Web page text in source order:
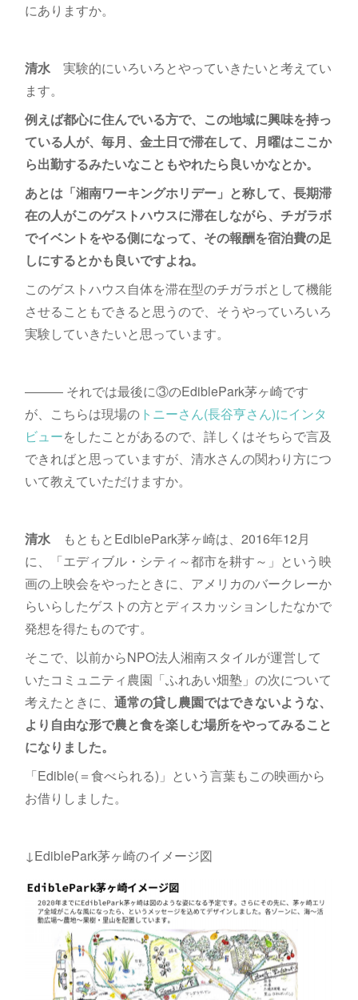
にありますか。
清水実験的にいろいろとやっていきたいと考えてい
ます。
例えば都心に住んでいる方で、この地域に興味を持っ
ている人が、毎月、金土日で滞在して、月曜はここか
ら出勤するみたいなこともやれたら良いかなとか。
あとは「湘南ワーキングホリデー」と称して、長期滞
在の人がこのゲストハウスに滞在しながら、チガラボ
でイベントをやる側になって、その報酬を宿泊費の足
しにするとかも良いですよね。
このゲストハウス自体を滞在型のチガラボとして機能
させることもできると思うので、そうやっていろいろ
実験していきたいと思っています。
――― それでは最後に③のEdiblePark茅ヶ崎です
が、こちらは現場のトニーさん(長谷亨さん)にインタ
ビューをしたことがあるので、詳しくはそちらで言及
できればと思っていますが、清水さんの関わり方につ
いて教えていただけますか。
清水もともとEdiblePark茅ヶ崎は、2016年12月
に、「エディブル・シティ～都市を耕す～」という映
画の上映会をやったときに、アメリカのバークレーか
らいらしたゲストの方とディスカッションしたなかで
発想を得たものです。
そこで、以前からNPO法人湘南スタイルが運営して
いたコミュニティ農園「ふれあい畑塾」の次について
考えたときに、 通常の貸し農園ではできないような、
より自由な形で農と食を楽しむ場所をやってみること
になりました。
「Edible(＝食べられる)」という言葉もこの映画から
お借りしました。
↓EdiblePark茅ヶ崎のイメージ図